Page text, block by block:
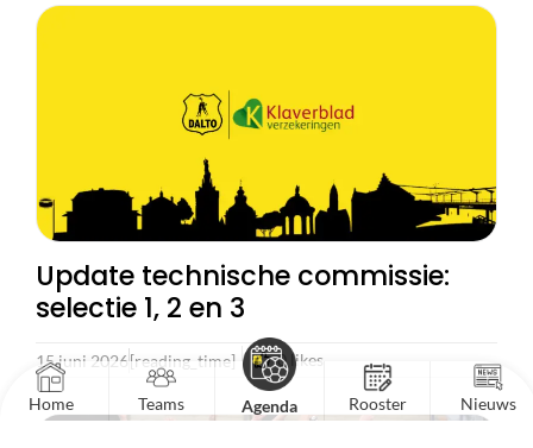
Home Teams Agenda Rooster Nieuws
Update technische commissie:
selectie 1, 2 en 3
15 juni 2026[reading_time] 0likes